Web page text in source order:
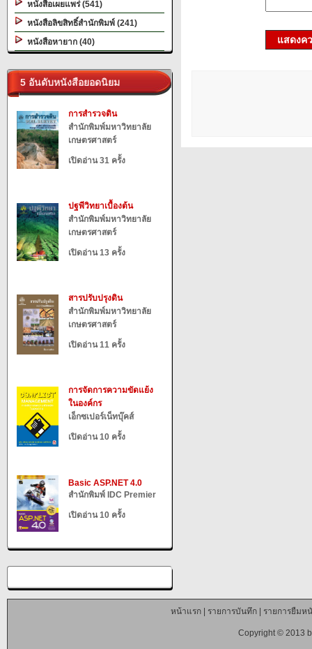
หนังสือเผยแพร่ (541)
หนังสือลิขสิทธิ์สำนักพิมพ์ (241)
หนังสือหายาก (40)
5 อันดับหนังสือยอดนิยม
การสำรวจดิน
สำนักพิมพ์มหาวิทยาลัย
เกษตรศาสตร์
เปิดอ่าน 31 ครั้ง
ปฐพีวิทยาเบื้องต้น
สำนักพิมพ์มหาวิทยาลัย
เกษตรศาสตร์
เปิดอ่าน 13 ครั้ง
สารปรับปรุงดิน
สำนักพิมพ์มหาวิทยาลัย
เกษตรศาสตร์
เปิดอ่าน 11 ครั้ง
การจัดการความขัดแย้ง
ในองค์กร
เอ็กซเปอร์เน็ทบุ๊คส์
เปิดอ่าน 10 ครั้ง
Basic ASP.NET 4.0
สำนักพิมพ์ IDC Premier
เปิดอ่าน 10 ครั้ง
แสดงค
หน้าแรก| รายการบันทึก| รายการยืมห
Copyright © 2013